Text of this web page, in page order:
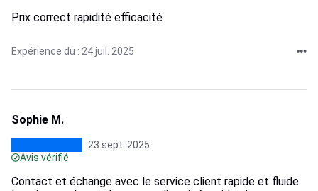
Prix correct rapidité efficacité
Expérience du : 24 juil. 2025
Sophie M.
23 sept. 2025
Avis vérifié
Contact et échange avec le service client rapide et fluide.